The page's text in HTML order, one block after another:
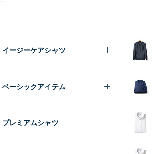
イージーケアシャツ
ベーシックアイテム
プレミアムシャツ